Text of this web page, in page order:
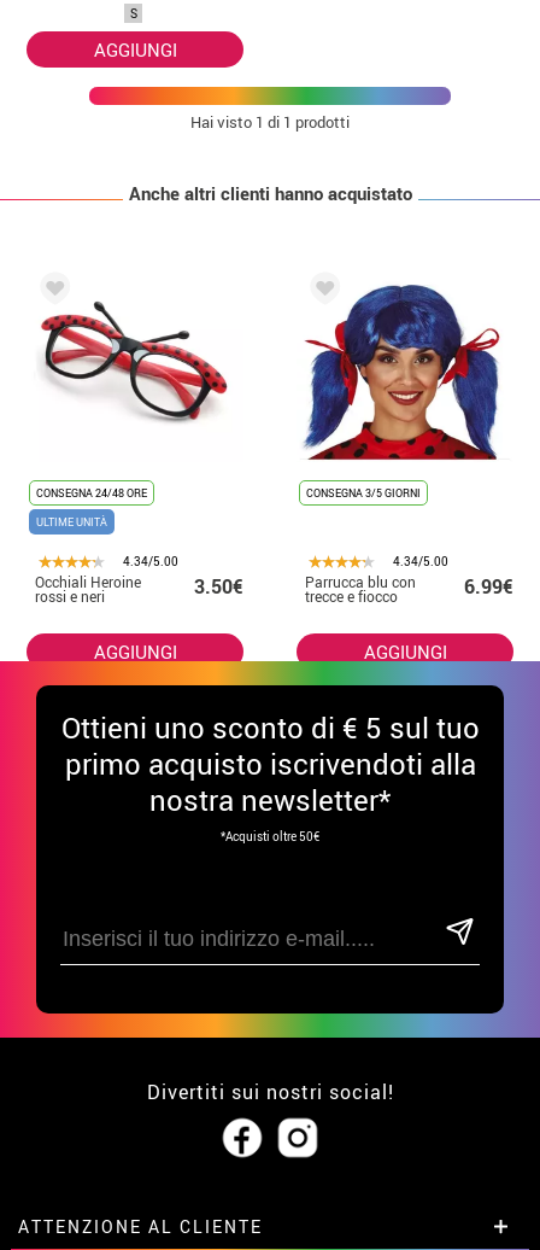
S
AGGIUNGI
Hai visto 1 di 1 prodotti
Anche altri clienti hanno acquistato
CONSEGNA 24/48 ORE
ULTIME UNITÀ
4.34/5.00
Occhiali Heroine
rossi e neri 3.50€
AGGIUNGI
CONSEGNA 3/5 GIORNI
4.34/5.00
Parrucca blu con
trecce e fiocco 6.99€
AGGIUNGI
Ottieni uno sconto di € 5 sul tuo
primo acquisto iscrivendoti alla
nostra newsletter*
*Acquisti oltre 50€
Divertiti sui nostri social!
ATTENZIONE AL CLIENTE